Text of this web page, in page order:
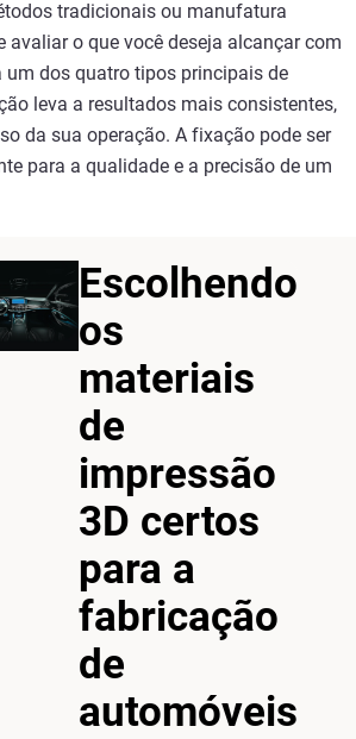
Escolhendo
os
materiais
de
impressão
3D certos
para a
fabricação
de
automóveis
tradicionais ou manufatura
avaliar o que você deseja alcançar com
um dos quatro tipos principais de
leva a resultados mais consistentes,
da sua operação. A fixação pode ser
para a qualidade e a precisão de um